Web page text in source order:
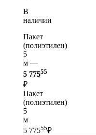
В
наличии
Пакет
(полиэтилен)
5
м —
5 77555
₽
Пакет
(полиэтилен)
5
м
5 77555₽